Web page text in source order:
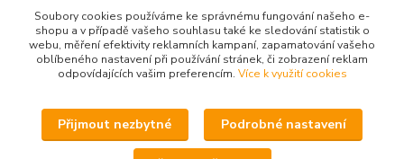
info@secondhand-iva.cz
Upravit sběr cookies.
Soubory cookies používáme ke správnému fungování našeho e-
shopu a v případě vašeho souhlasu také ke sledování statistik o
webu, měření efektivity reklamních kampaní, zapamatování vašeho
oblíbeného nastavení při používání stránek, či zobrazení reklam
odpovídajících vašim preferencím. Více k využití cookies
Přijmout nezbytné Podrobné nastavení